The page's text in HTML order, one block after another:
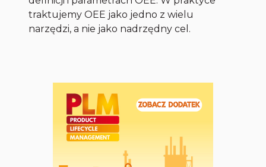
traktujemy OEE jako jedno z wielu
narzędzi, a nie jako nadrzędny cel.